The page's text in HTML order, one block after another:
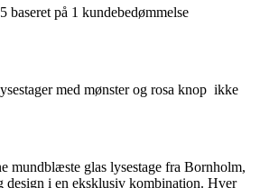
baseret på 1 kundebedømmelse
med mønster og rosa knop ikke
mundblæste glas lysestage fra Bornholm,
design i en eksklusiv kombination. Hver